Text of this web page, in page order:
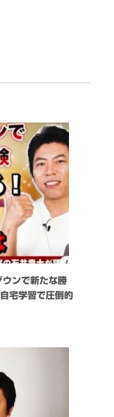
ンで新たな勝
宅学習で圧倒的